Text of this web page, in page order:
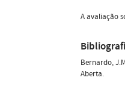
A avaliação
Bernardo,
Aberta.